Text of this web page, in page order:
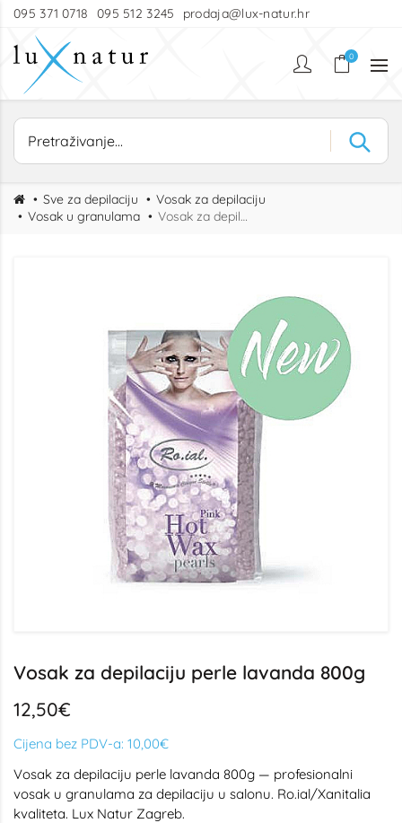
095 371 0718 095 512 3245 prodaja@lux-natur.hr
0
Sve za depilaciju
Vosak za depilaciju
Vosak u granulama
Vosak za depilaciju perle lavanda 800g
Vosak za depilaciju perle lavanda 800g
12,50€
Cijena bez PDV-a: 10,00€
Vosak za depilaciju perle lavanda 800g — profesionalni
vosak u granulama za depilaciju u salonu. Ro.ial/Xanitalia
kvaliteta. Lux Natur Zagreb.